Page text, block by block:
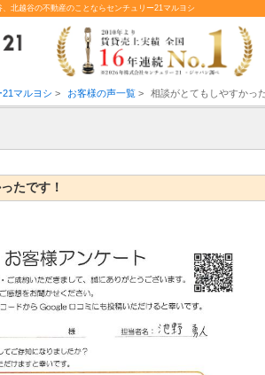
北越谷の不動産のことならセンチュリー21マルヨシ
マルヨシ > お客様の声一覧> 相談がとてもしやすかっ
たです！